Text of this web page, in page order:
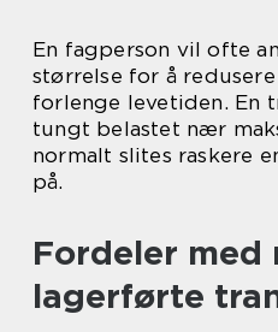
En fagperson vil ofte
størrelse for å
forlenge levetiden. En
tungt belastet nær
normalt slites raskere
på.
Fordeler med
lagerførte